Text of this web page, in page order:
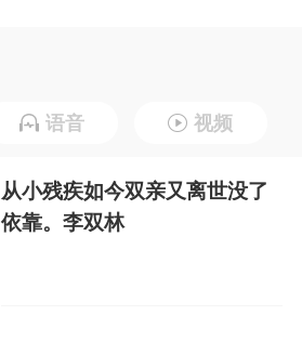
语音 视频
从小残疾如今双亲又离世没了
依靠。李双林